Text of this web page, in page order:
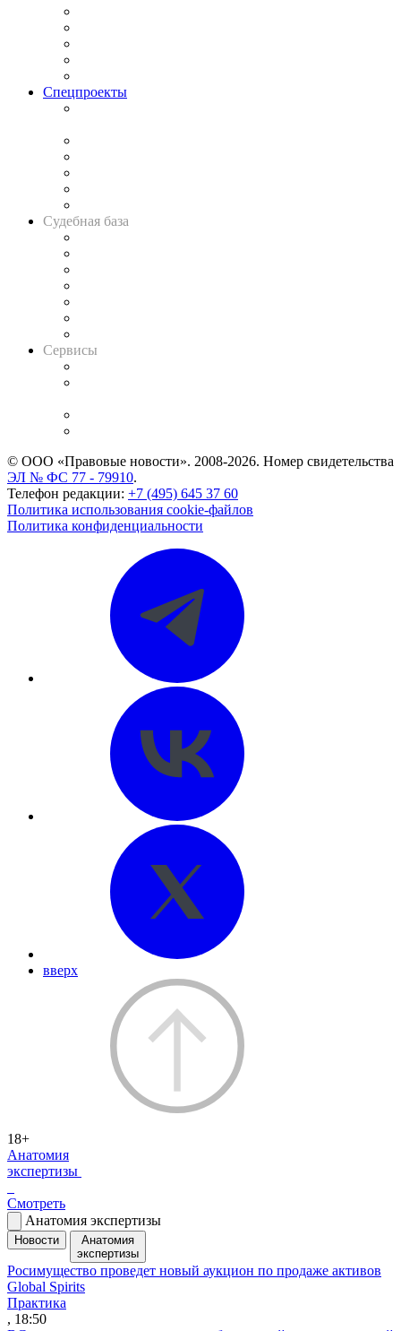
Спецпроекты
Судебная база
Сервисы
© ООО «Правовые новости». 2008-2026. Номер свидетельства
ЭЛ № ФС 77 - 79910.
Телефон редакции: +7 (495) 645 37 60
Политика использования cookie-файлов
Политика конфиденциальности
вверх
18+
Анатомия
экспертизы
Смотреть
Анатомия экспертизы
Новости
Анатомия
экспертизы
Росимущество проведет новый аукцион по продаже активов
Global Spirits
Практика
, 18:50